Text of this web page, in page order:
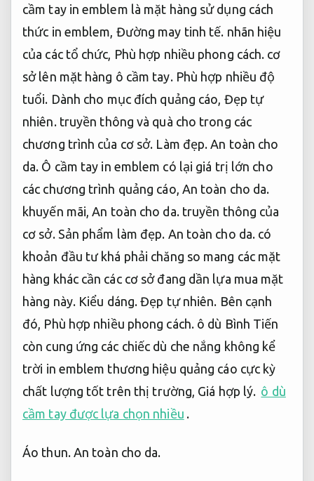
cầm tay in emblem là mặt hàng sử dụng cách
thức in emblem, Đường may tinh tế. nhãn hiệu
của các tổ chức, Phù hợp nhiều phong cách. cơ
sở lên mặt hàng ô cầm tay. Phù hợp nhiều độ
tuổi. Dành cho mục đích quảng cáo, Đẹp tự
nhiên. truyền thông và quà cho trong các
chương trình của cơ sở. Làm đẹp. An toàn cho
da. Ô cầm tay in emblem có lại giá trị lớn cho
các chương trình quảng cáo, An toàn cho da.
khuyến mãi, An toàn cho da. truyền thông của
cơ sở. Sản phẩm làm đẹp. An toàn cho da. có
khoản đầu tư khá phải chăng so mang các mặt
hàng khác cần các cơ sở đang dần lựa mua mặt
hàng này. Kiểu dáng. Đẹp tự nhiên. Bên cạnh
đó, Phù hợp nhiều phong cách. ô dù Bình Tiến
còn cung ứng các chiếc dù che nắng không kể
trời in emblem thương hiệu quảng cáo cực kỳ
chất lượng tốt trên thị trường, Giá hợp lý. ô dù
cầm tay được lựa chọn nhiều .
Áo thun. An toàn cho da.